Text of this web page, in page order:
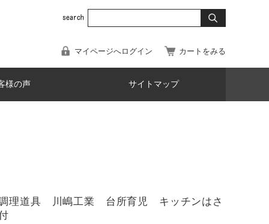
マイページへログイン カートをみる
様の声 サイトマップ
理道具 川嶋工業 台所育児 キッチンはさ